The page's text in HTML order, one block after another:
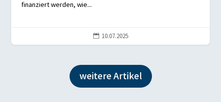
finanziert werden, wie...
 10.07.2025
weitere Artikel